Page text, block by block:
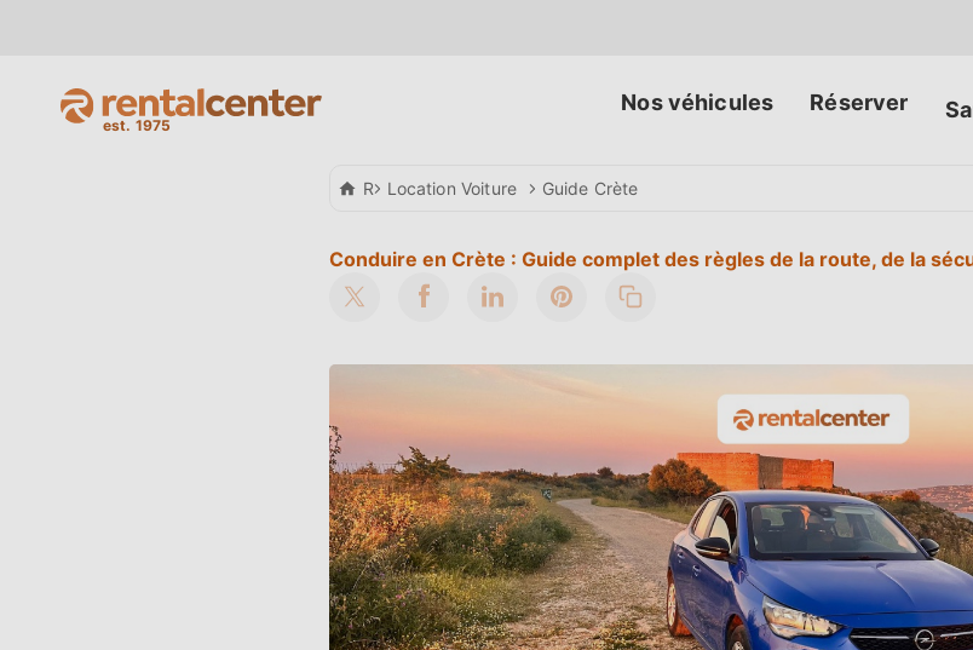
Nos véhicules Réserver
Rental Center Crete
Location Voiture Guide Crète
Conduire en Crète : Guide complet des règles de la route, de la